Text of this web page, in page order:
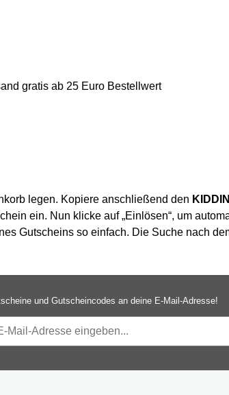
gratis ab 25 Euro Bestellwert
legen. Kopiere anschließend den
ein. Nun klicke auf „Einlösen“, um
Gutscheins so einfach. Die Suche nach
und Gutscheincodes an deine E-Mail-Adresse!